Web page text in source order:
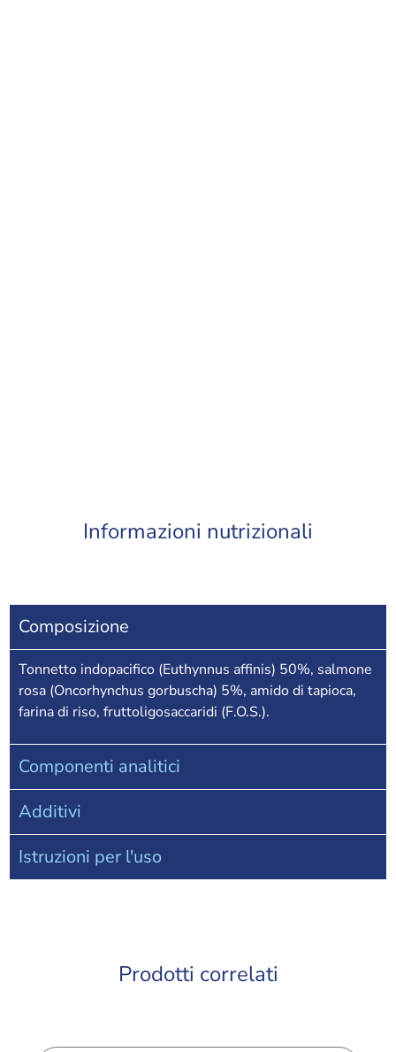
Informazioni nutrizionali
Composizione
Tonnetto indopacifico (Euthynnus affinis) 50%, salmone
rosa (Oncorhynchus gorbuscha) 5%, amido di tapioca,
farina di riso, fruttoligosaccaridi (F.O.S.).
Componenti analitici
Additivi
Istruzioni per l'uso
Prodotti correlati